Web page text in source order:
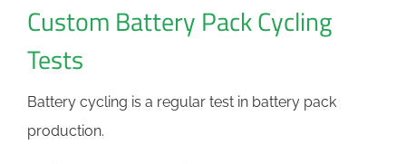
Custom Battery Pack Cycling
Tests
Battery cycling is a regular test in battery pack
production.